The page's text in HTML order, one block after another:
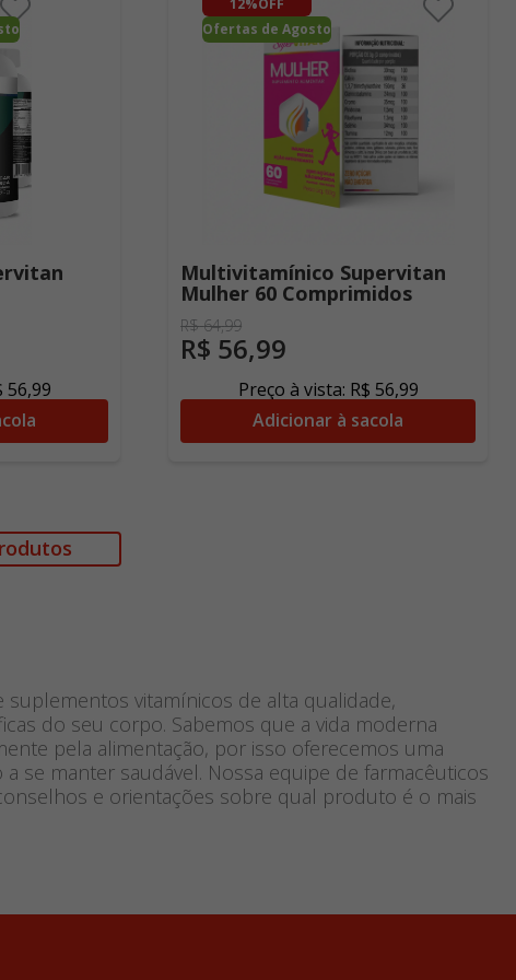
56,99
12%OFF
Ofertas de Agosto
Multivitamínico Supervitan
Mulher 60 Comprimidos
R$ 64,99
R$ 56,99
Preço à vista: R$ 56,99
Adicionar à sacola
suplementos vitamínicos de alta qualidade,
do seu corpo. Sabemos que a vida moderna
pela alimentação, por isso oferecemos uma
se manter saudável. Nossa equipe de farmacêuticos
e orientações sobre qual produto é o mais